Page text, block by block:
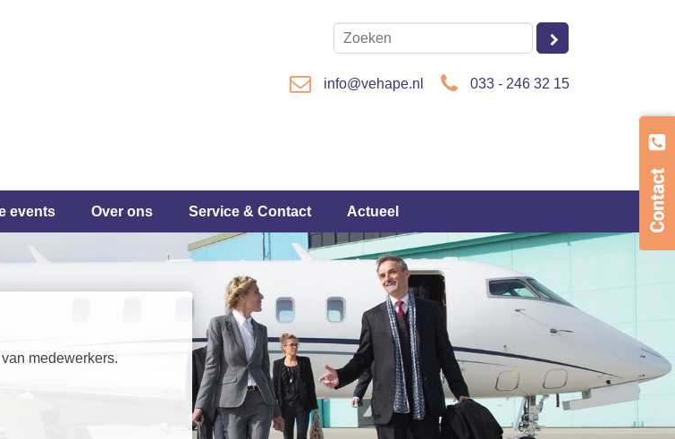
info@vehape.nl 033 - 246 32 15
events Over ons Service & Contact Actueel
medewerkers.